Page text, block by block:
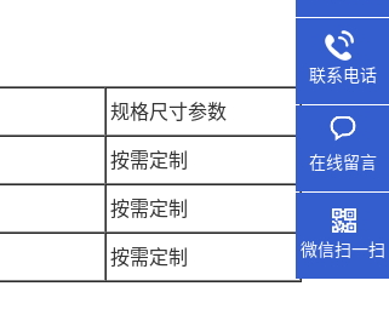
规格尺寸参数
按需定制
按需定制
按需定制
联系电话
在线留言
微信扫一扫